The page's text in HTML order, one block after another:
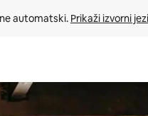
automatski. Prikaži izvorni